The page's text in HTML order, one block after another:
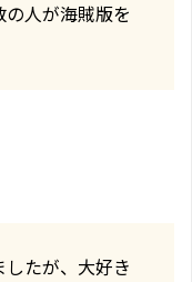
人が海賊版を
たが、大好き